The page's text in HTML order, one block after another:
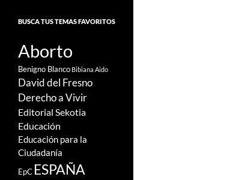
BUSCA TUS TEMAS FAVORITOS
Aborto
Benigno Blanco Bibiana Aido
David del Fresno
Derecho a Vivir
Editorial Sekotia
Educación
Educación para la
Ciudadanía
EpC ESPAÑA